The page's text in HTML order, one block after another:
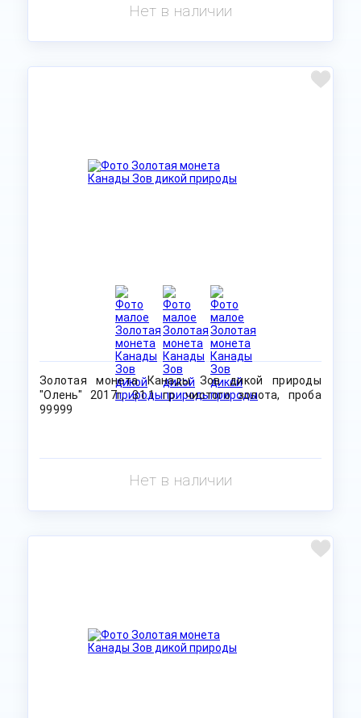
Нет в наличии
Золотая монета Канады Зов дикой природы
"Олень" 2017г, 31.1 гр. чистого золота, проба
99999
Нет в наличии